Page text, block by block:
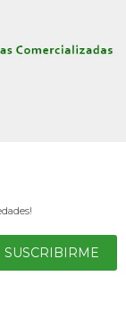
SUSCRIBIRME